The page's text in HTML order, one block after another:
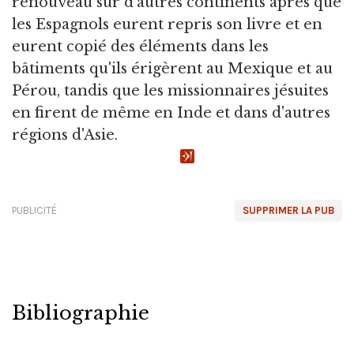
les Espagnols eurent repris son livre et en
eurent copié des éléments dans les
bâtiments qu'ils érigèrent au Mexique et au
Pérou, tandis que les missionnaires jésuites
en firent de même en Inde et dans d'autres
régions d'Asie.
SUPPRIMER LA PUB
PUBLICITÉ
Bibliographie